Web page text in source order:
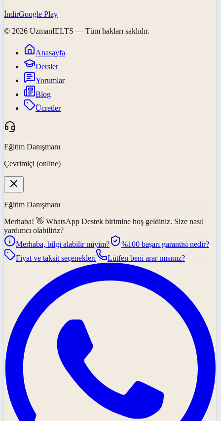
İndirGoogle Play
© 2026 UzmanIELTS — Tüm hakları saklıdır.
Anasayfa
Dersler
Yorumlar
Blog
Ücretler
Eğitim Danışmanı
Çevrimiçi (online)
Eğitim Danışmanı
Merhaba! 👋 WhatsApp Destek birimine hoş geldiniz. Size nasıl
yardımcı olabiliriz?
Merhaba, bilgi alabilir miyim?
%100 başarı garantisi nedir?
Fiyat ve taksit seçenekleri
Lütfen beni arar mısınız?